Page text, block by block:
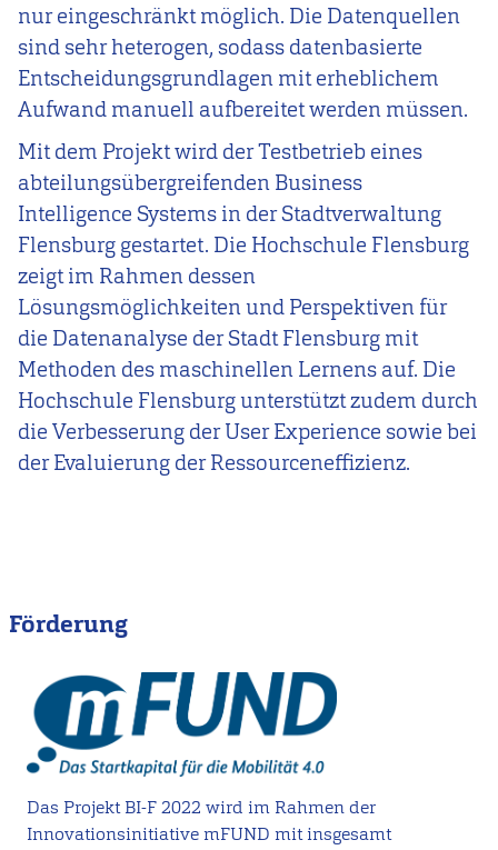
nur eingeschränkt möglich. Die Datenquellen
sind sehr heterogen, sodass datenbasierte
Entscheidungsgrundlagen mit erheblichem
Aufwand manuell aufbereitet werden müssen.
Mit dem Projekt wird der Testbetrieb eines
abteilungsübergreifenden Business
Intelligence Systems in der Stadtverwaltung
Flensburg gestartet. Die Hochschule Flensburg
zeigt im Rahmen dessen
Lösungsmöglichkeiten und Perspektiven für
die Datenanalyse der Stadt Flensburg mit
Methoden des maschinellen Lernens auf. Die
Hochschule Flensburg unterstützt zudem durch
die Verbesserung der User Experience sowie bei
der Evaluierung der Ressourceneffizienz.
Förderung
Das Projekt BI-F 2022 wird im Rahmen der
Innovationsinitiative mFUND mit insgesamt